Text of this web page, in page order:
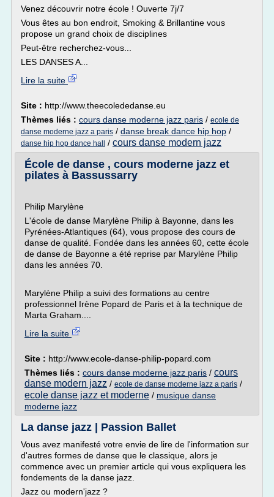
Venez découvrir notre école ! Ouverte 7j/7
Vous êtes au bon endroit, Smoking & Brillantine vous
propose un grand choix de disciplines
Peut-être recherchez-vous...
LES DANSES A...
Lire la suite
Site : http://www.theecolededanse.eu
Thèmes liés : cours danse moderne jazz paris / ecole de
danse moderne jazz a paris / danse break dance hip hop /
danse hip hop dance hall / cours danse modern jazz
École de danse , cours moderne jazz et
pilates à Bassussarry
Philip Marylène
L'école de danse Marylène Philip à Bayonne, dans les
Pyrénées-Atlantiques (64), vous propose des cours de
danse de qualité. Fondée dans les années 60, cette école
de danse de Bayonne a été reprise par Marylène Philip
dans les années 70.
Marylène Philip a suivi des formations au centre
professionnel Irène Popard de Paris et à la technique de
Marta Graham....
Lire la suite
Site : http://www.ecole-danse-philip-popard.com
Thèmes liés : cours danse moderne jazz paris / cours
danse modern jazz / ecole de danse moderne jazz a paris /
ecole danse jazz et moderne / musique danse
moderne jazz
La danse jazz | Passion Ballet
Vous avez manifesté votre envie de lire de l'information sur
d'autres formes de danse que le classique, alors je
commence avec un premier article qui vous expliquera les
fondements de la danse jazz.
Jazz ou modern'jazz ?